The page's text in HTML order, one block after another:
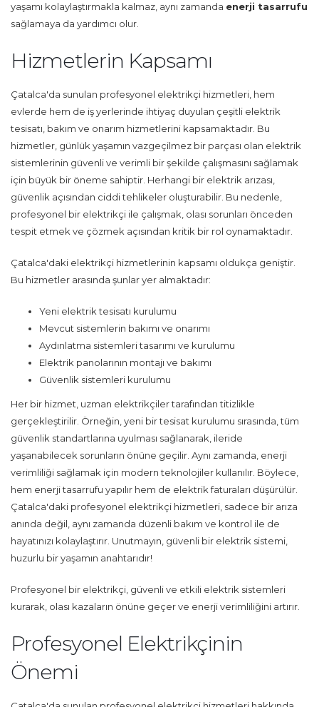
yaşamı kolaylaştırmakla kalmaz, aynı zamanda enerji tasarrufu
sağlamaya da yardımcı olur.
Hizmetlerin Kapsamı
Çatalca'da sunulan profesyonel elektrikçi hizmetleri, hem
evlerde hem de iş yerlerinde ihtiyaç duyulan çeşitli elektrik
tesisatı, bakım ve onarım hizmetlerini kapsamaktadır. Bu
hizmetler, günlük yaşamın vazgeçilmez bir parçası olan elektrik
sistemlerinin güvenli ve verimli bir şekilde çalışmasını sağlamak
için büyük bir öneme sahiptir. Herhangi bir elektrik arızası,
güvenlik açısından ciddi tehlikeler oluşturabilir. Bu nedenle,
profesyonel bir elektrikçi ile çalışmak, olası sorunları önceden
tespit etmek ve çözmek açısından kritik bir rol oynamaktadır.
Çatalca'daki elektrikçi hizmetlerinin kapsamı oldukça geniştir.
Bu hizmetler arasında şunlar yer almaktadır:
Yeni elektrik tesisatı kurulumu
Mevcut sistemlerin bakımı ve onarımı
Aydınlatma sistemleri tasarımı ve kurulumu
Elektrik panolarının montajı ve bakımı
Güvenlik sistemleri kurulumu
Her bir hizmet, uzman elektrikçiler tarafından titizlikle
gerçekleştirilir. Örneğin, yeni bir tesisat kurulumu sırasında, tüm
güvenlik standartlarına uyulması sağlanarak, ileride
yaşanabilecek sorunların önüne geçilir. Aynı zamanda, enerji
verimliliği sağlamak için modern teknolojiler kullanılır. Böylece,
hem enerji tasarrufu yapılır hem de elektrik faturaları düşürülür.
Çatalca'daki profesyonel elektrikçi hizmetleri, sadece bir arıza
anında değil, aynı zamanda düzenli bakım ve kontrol ile de
hayatınızı kolaylaştırır. Unutmayın, güvenli bir elektrik sistemi,
huzurlu bir yaşamın anahtarıdır!
Profesyonel bir elektrikçi, güvenli ve etkili elektrik sistemleri
kurarak, olası kazaların önüne geçer ve enerji verimliliğini artırır.
Profesyonel Elektrikçinin
Önemi